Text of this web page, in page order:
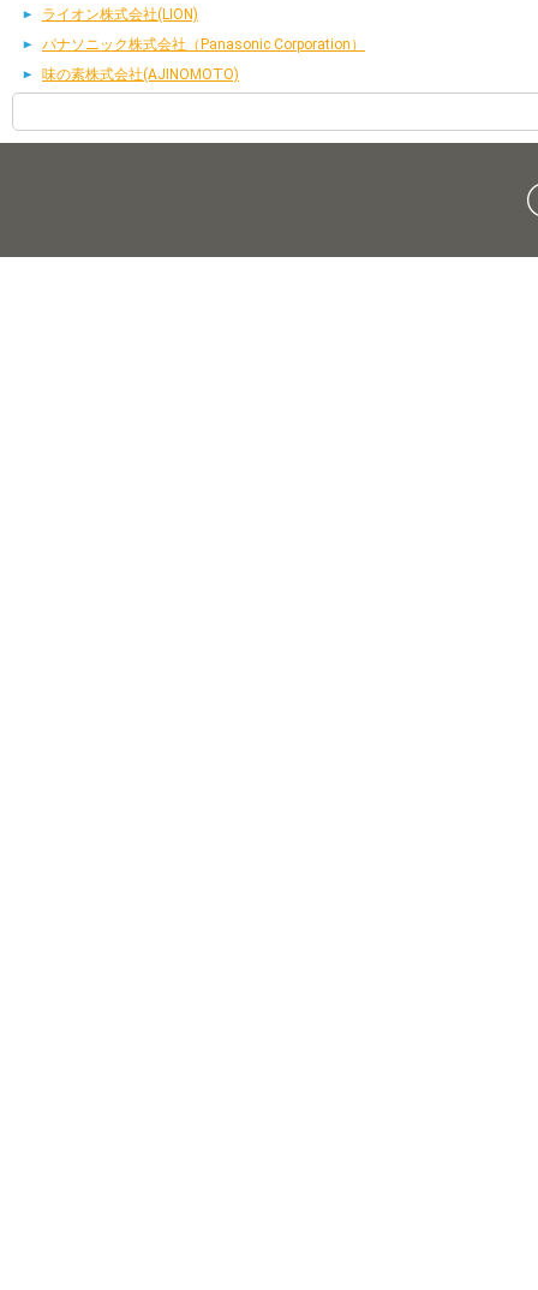
ライオン株式会社(LION)
パナソニック株式会社（Panasonic Corporation）
味の素株式会社(AJINOMOTO)